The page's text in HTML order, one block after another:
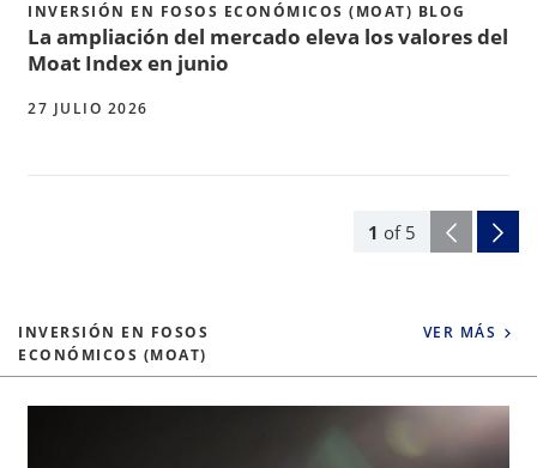
1 of 5
INVERSIÓN EN FOSOS ECONÓMICOS (MOAT) BLOG
La ampliación del mercado eleva los valores del
Moat Index en junio
27 JULIO 2026
INVERSIÓN EN FOSOS
ECONÓMICOS (MOAT)
VER MÁS